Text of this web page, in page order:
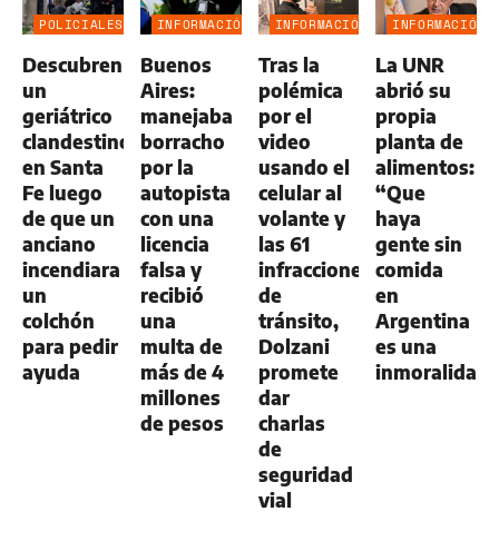
POLICIALES
Descubren
un
geriátrico
clandestino
en Santa
Fe luego
de que un
anciano
incendiara
un
colchón
para pedir
ayuda
INFORMACIÓN
Buenos
Aires:
manejaba
borracho
por la
autopista
con una
licencia
falsa y
recibió
una
multa de
más de 4
millones
de pesos
INFORMACIÓN
Tras la
polémica
por el
video
usando el
celular al
volante y
las 61
infracciones
de
tránsito,
Dolzani
promete
dar
charlas
de
seguridad
vial
INFORMACIÓN
La UNR
abrió su
propia
planta de
alimentos:
“Que
haya
gente sin
comida
en
Argentina
es una